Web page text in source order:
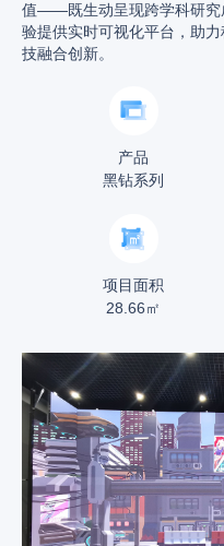
值——既生动呈现跨学科研究
验提供实时可视化平台，助
技融合创新。
产品
黑钻系列
项目面积
28.66㎡